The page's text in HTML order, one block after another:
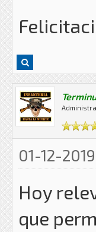
01-12-
Hoy
que